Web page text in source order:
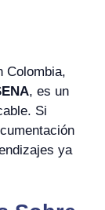
Colombia,
, es un
Si
ya